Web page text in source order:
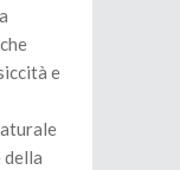
e
della